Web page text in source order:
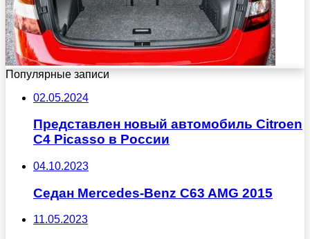
Популярные записи
02.05.2024
Представлен новый автомобиль Citroen
C4 Picasso в России
04.10.2023
Седан Mercedes-Benz C63 AMG 2015
11.05.2023